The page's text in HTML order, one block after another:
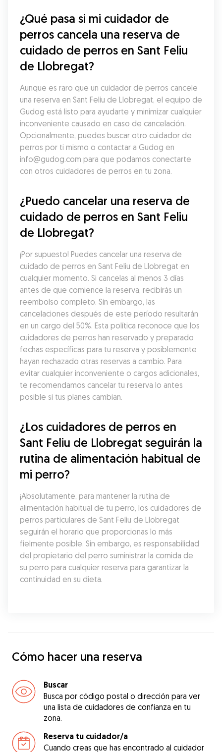
¿Qué pasa si mi cuidador de
perros cancela una reserva de
cuidado de perros en Sant Feliu
de Llobregat?
Aunque es raro que un cuidador de perros cancele
una reserva en Sant Feliu de Llobregat, el equipo de
Gudog está listo para ayudarte y minimizar cualquier
inconveniente causado en caso de cancelación.
Opcionalmente, puedes buscar otro cuidador de
perros por ti mismo o contactar a Gudog en
info@gudog.com para que podamos conectarte
con otros cuidadores de perros en tu zona.
¿Puedo cancelar una reserva de
cuidado de perros en Sant Feliu
de Llobregat?
¡Por supuesto! Puedes cancelar una reserva de
cuidado de perros en Sant Feliu de Llobregat en
cualquier momento. Si cancelas al menos 3 días
antes de que comience la reserva, recibirás un
reembolso completo. Sin embargo, las
cancelaciones después de este período resultarán
en un cargo del 50%. Esta política reconoce que los
cuidadores de perros han reservado y preparado
fechas específicas para tu reserva y posiblemente
hayan rechazado otras reservas a cambio. Para
evitar cualquier inconveniente o cargos adicionales,
te recomendamos cancelar tu reserva lo antes
posible si tus planes cambian.
¿Los cuidadores de perros en
Sant Feliu de Llobregat seguirán la
rutina de alimentación habitual de
mi perro?
¡Absolutamente, para mantener la rutina de
alimentación habitual de tu perro, los cuidadores de
perros particulares de Sant Feliu de Llobregat
seguirán el horario que proporcionas lo más
fielmente posible. Sin embargo, es responsabilidad
del propietario del perro suministrar la comida de
su perro para cualquier reserva para garantizar la
continuidad en su dieta.
Cómo hacer una reserva
Buscar
Busca por código postal o dirección para ver
una lista de cuidadores de confianza en tu
zona.
Reserva tu cuidador/a
Cuando creas que has encontrado al cuidador